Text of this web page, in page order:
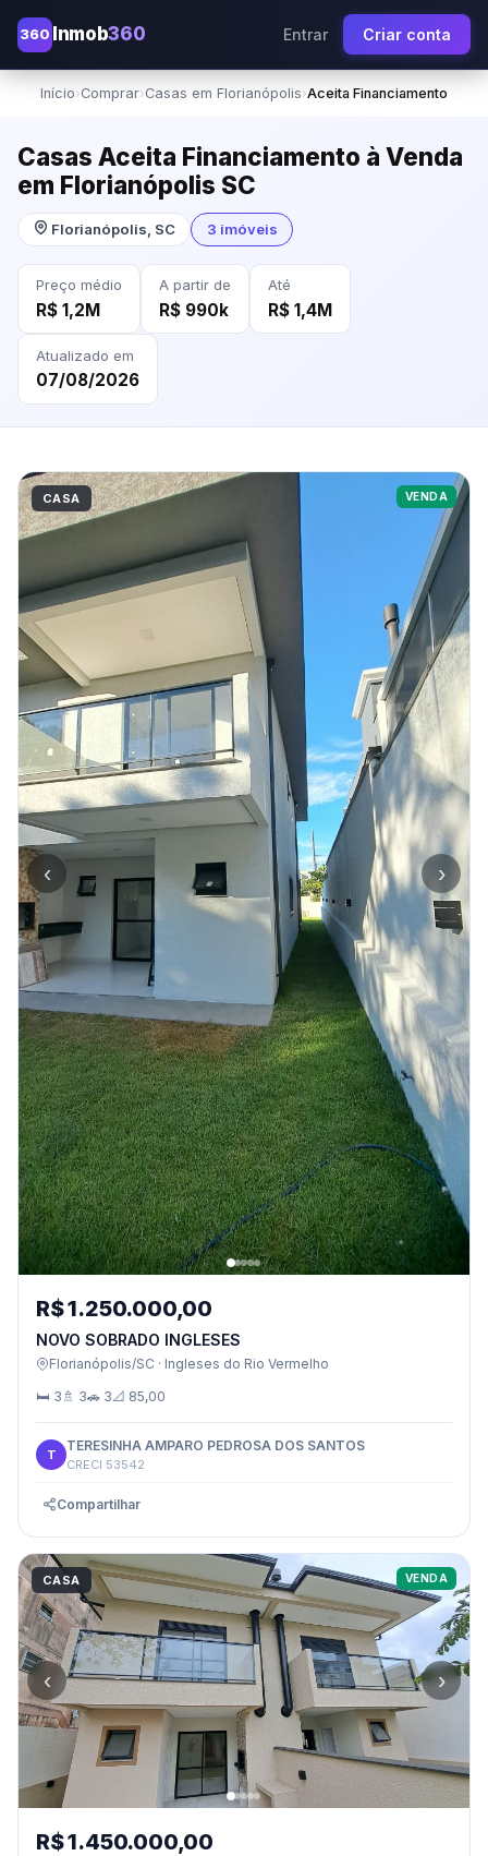
360 Inmob360 Entrar Criar conta
Início›Comprar›Casas em Florianópolis›Aceita Financiamento
Casas Aceita Financiamento à Venda
em Florianópolis SC
Florianópolis, SC 3 imóveis
Preço médio
R$ 1,2M
A partir de
R$ 990k
Até
R$ 1,4M
Atualizado em
07/08/2026
CASA VENDA
‹ ›
R$ 1.250.000,00
NOVO SOBRADO INGLESES
Florianópolis/SC · Ingleses do Rio Vermelho
🛏 3 🚿 3🚗 3📐 85,00
T
TERESINHA AMPARO PEDROSA DOS SANTOS
CRECI 53542
Compartilhar
CASA VENDA
‹ ›
R$ 1.450.000,00